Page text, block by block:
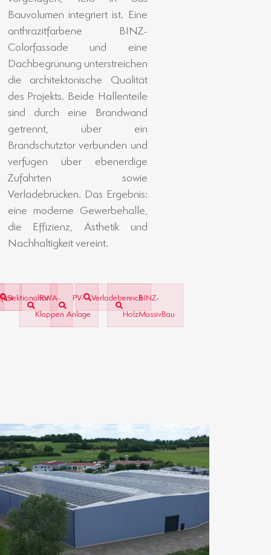
Nachhaltigkeit vereint.
SektionaltorRWA-
Klappen
PV-
Anlage
VerladebereichBINZ-
HolzMassivBau